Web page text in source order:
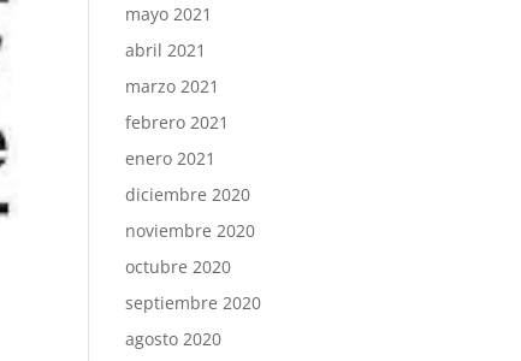
mayo 2021
abril 2021
marzo 2021
febrero 2021
enero 2021
diciembre 2020
noviembre 2020
octubre 2020
septiembre 2020
agosto 2020